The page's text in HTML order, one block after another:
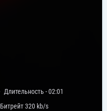
Длительность -02:01
Битрейт320 kb/s